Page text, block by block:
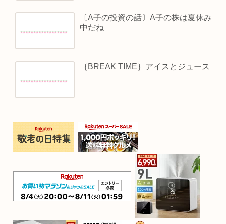
〔A子の投資の話〕A子の株は夏休み
中だね
｛BREAK TIME｝アイスとジュース